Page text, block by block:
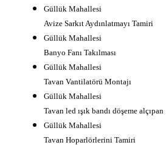
Güllük Mahallesi
Avize Sarkıt Aydınlatmayı Tamiri
Güllük Mahallesi
Banyo Fanı Takılması
Güllük Mahallesi
Tavan Vantilatörü Montajı
Güllük Mahallesi
Tavan led ışık bandı döşeme alçıpan
Güllük Mahallesi
Tavan Hoparlörlerini Tamiri